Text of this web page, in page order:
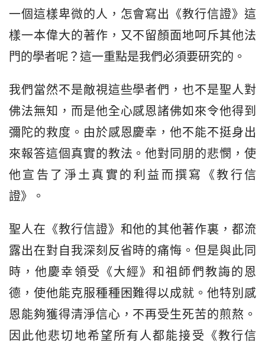
一個這樣卑微的人，怎會寫出《教行信證》這
樣一本偉大的著作，又不留顏面地呵斥其他法
門的學者呢？這一重點是我們必須要研究的。
我們當然不是敵視這些學者們，也不是聖人對
佛法無知，而是他全心感恩諸佛如來令他得到
彌陀的救度。由於感恩慶幸，他不能不挺身出
來報答這個真實的教法。他對同朋的悲憫，使
他宣告了淨土真實的利益而撰寫《教行信
證》。
聖人在《教行信證》和他的其他著作裏，都流
露出在對自我深刻反省時的痛悔。但是與此同
時，他慶幸領受《大經》和祖師們教誨的恩
德，使他能克服種種困難得以成就。他特別感
恩能夠獲得清淨信心，不再受生死苦的煎熬。
因此他悲切地希望所有人都能接受《教行信